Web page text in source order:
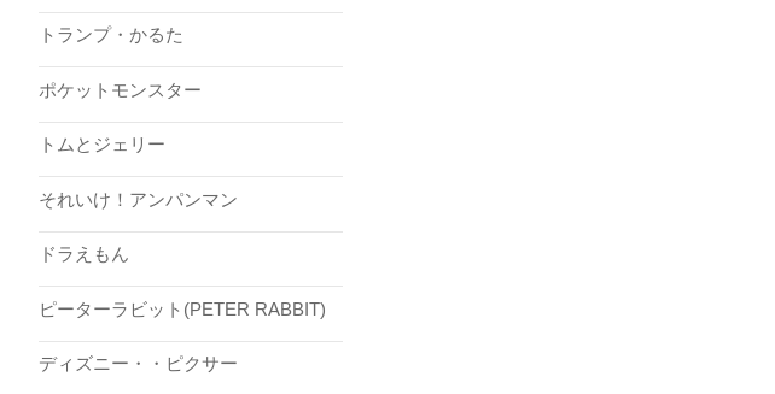
トランプ・かるた
ポケットモンスター
トムとジェリー
それいけ！アンパンマン
ドラえもん
ピーターラビット(PETER RABBIT)
ディズニー・・ピクサー